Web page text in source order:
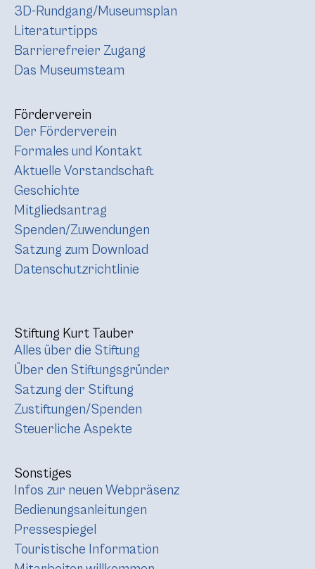
3D-Rundgang/Museumsplan
Literaturtipps
Barrierefreier Zugang
Das Museumsteam
Förderverein
Der Förderverein
Formales und Kontakt
Aktuelle Vorstandschaft
Geschichte
Mitgliedsantrag
Spenden/Zuwendungen
Satzung zum Download
Datenschutzrichtlinie
Stiftung Kurt Tauber
Alles über die Stiftung
Über den Stiftungsgründer
Satzung der Stiftung
Zustiftungen/Spenden
Steuerliche Aspekte
Sonstiges
Infos zur neuen Webpräsenz
Bedienungsanleitungen
Pressespiegel
Touristische Information